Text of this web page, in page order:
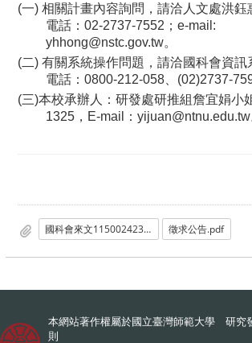
(一) 相關計畫內容詢問，請洽人文處洪鈺
電話：02-2737-7552；e-mail:
yhhong@nstc.gov.tw。
(二) 有關系統操作問題，請洽國科會資訊
電話：0800-212-058、(02)2737-
(三)本校承辦人：研發處研推組詹宜娟小
1325，E-mail：yijuan@ntnu.edu.tw
國科會來文1150024232.pdf 徵求公告.pdf
本網站著作權屬於國立臺灣師範大學 研究
則